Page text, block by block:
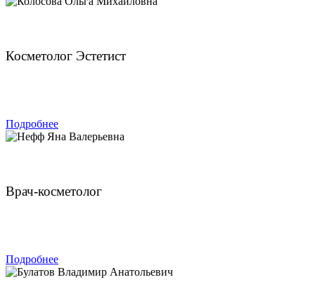
Косметолог Эстетист
Подробнее
Врач-косметолог
Подробнее